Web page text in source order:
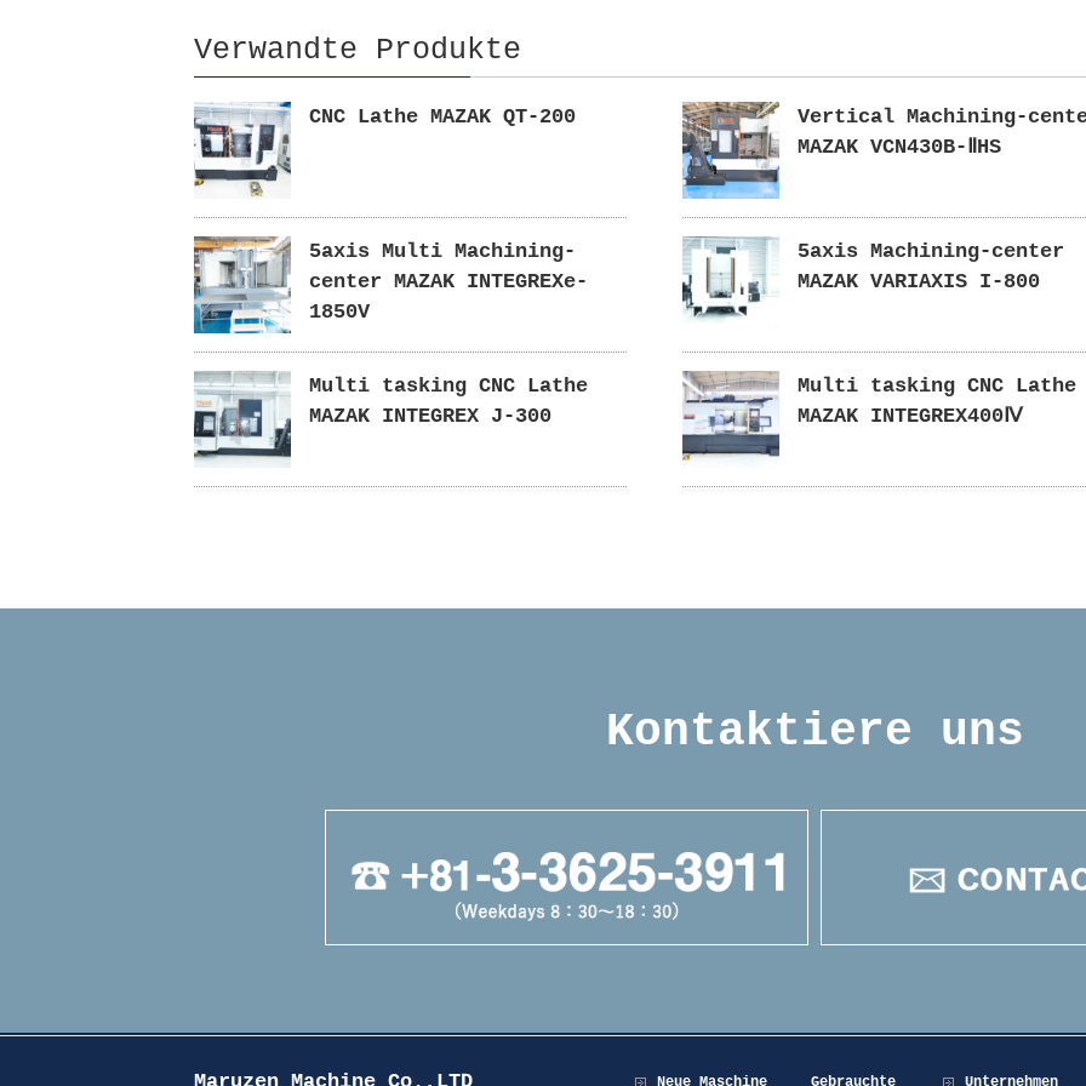
Verwandte Produkte
CNC Lathe MAZAK QT-200
Vertical Machining-
MAZAK VCN430B-ⅡHS
5axis Multi Machining-
center MAZAK INTEGREXe-
1850V
5axis Machining-center
MAZAK VARIAXIS I-800
Multi tasking CNC Lathe
MAZAK INTEGREX J-300
Multi tasking CNC Lathe
MAZAK INTEGREX400Ⅳ
Kontaktiere uns